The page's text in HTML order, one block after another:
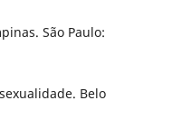
São Paulo:
Belo